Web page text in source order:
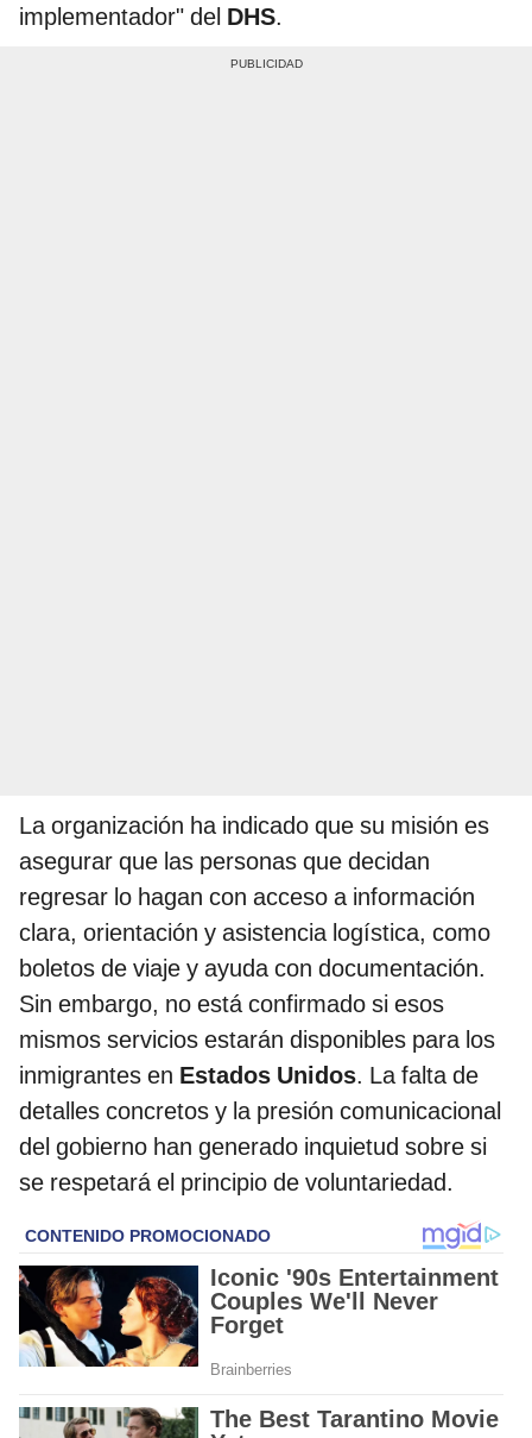
implementador" del DHS.
La organización ha indicado que su misión es
asegurar que las personas que decidan
regresar lo hagan con acceso a información
clara, orientación y asistencia logística, como
boletos de viaje y ayuda con documentación.
Sin embargo, no está confirmado si esos
mismos servicios estarán disponibles para los
inmigrantes en Estados Unidos. La falta de
detalles concretos y la presión comunicacional
del gobierno han generado inquietud sobre si
se respetará el principio de voluntariedad.